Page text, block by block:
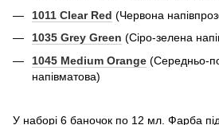
1011 Clear Red (Червона
1035 Grey Green (Сіро-зелена
1045 Medium Orange (Середньо-
напівматова)
У наборі 6 баночок по 12 мл. Фарба